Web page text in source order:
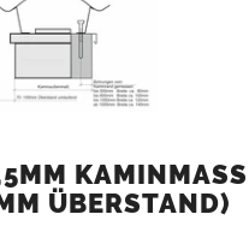
ÜBERSTAND)